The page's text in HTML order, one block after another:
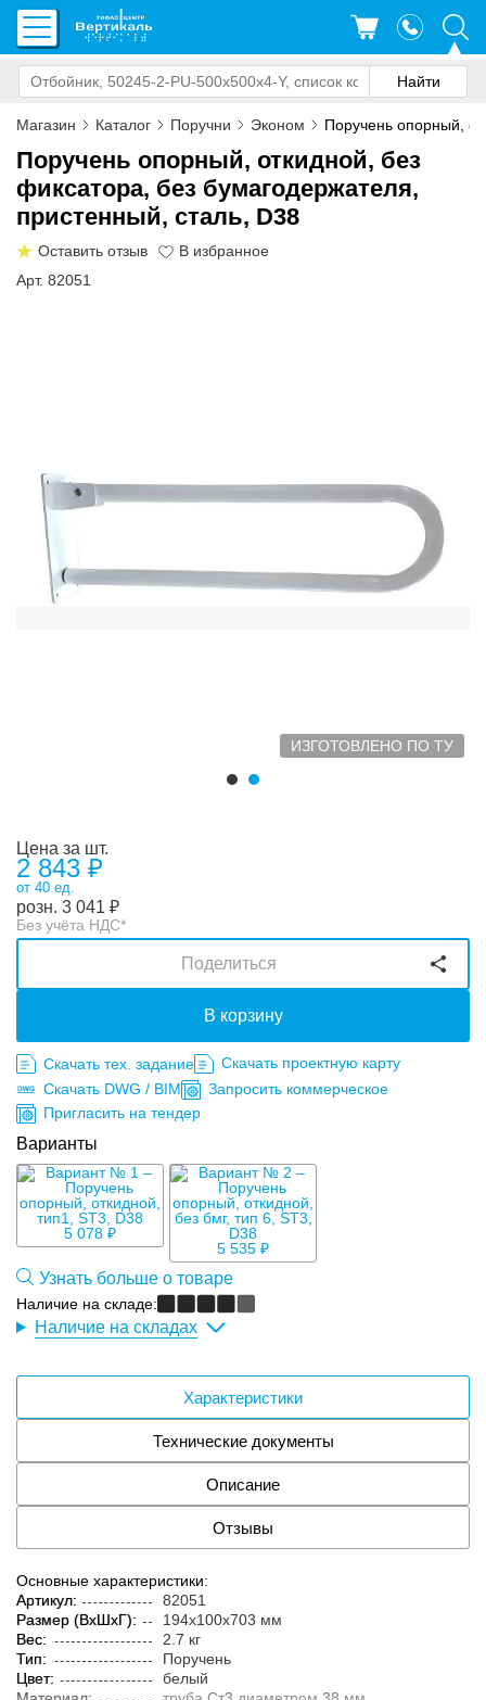
Магазин Каталог Поручни Эконом Поручень опорный,
Поручень опорный, откидной, без
фиксатора, без бумагодержателя,
пристенный, сталь, D38
Оставить отзыв
Арт. 82051
ИЗГОТОВЛЕНО ПО ТУ
Цена за шт.
2 843 ₽
от 40 ед.
розн. 3 041 ₽
Без учёта НДС*
В корзину
Поделиться
Скачать тех. задание
Скачать проектную карту
Скачать DWG / BIM
Запросить коммерческое
Пригласить на тендер
Варианты
5 078 ₽
5 535 ₽
Узнать больше о товаре
Наличие на складе:
Наличие на складах
Характеристики
Технические документы
Описание
Отзывы
Основные характеристики:
Артикул:
82051
Размер (ВxШxГ):
194x100x703 мм
Вес:
2.7 кг
Тип:
Поручень
Цвет:
белый